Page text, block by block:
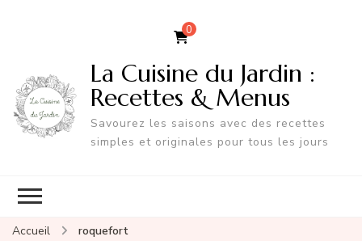
0
La Cuisine du Jardin :
Recettes & Menus
Savourez les saisons avec des recettes
simples et originales pour tous les jours
Accueil roquefort